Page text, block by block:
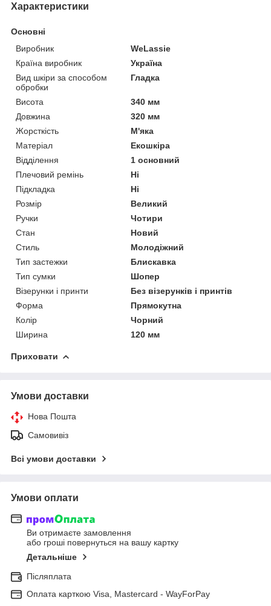
Характеристики
Основні
Виробник
WeLassie
Країна виробник
Україна
Вид шкіри за способом
обробки
Гладка
Висота
340 мм
Довжина
320 мм
Жорсткість
М'яка
Матеріал
Екошкіра
Відділення
1 основний
Плечовий ремінь
Ні
Підкладка
Ні
Розмір
Великий
Ручки
Чотири
Стан
Новий
Стиль
Молодіжний
Тип застежки
Блискавка
Тип сумки
Шопер
Візерунки і принти
Без візерунків і принтів
Форма
Прямокутна
Колір
Чорний
Ширина
120 мм
Приховати
Умови доставки
Нова Пошта
Самовивіз
Всі умови доставки
Умови оплати
Ви отримаєте замовлення
або гроші повернуться на вашу картку
Детальніше
Післяплата
Оплата карткою Visa, Mastercard - WayForPay